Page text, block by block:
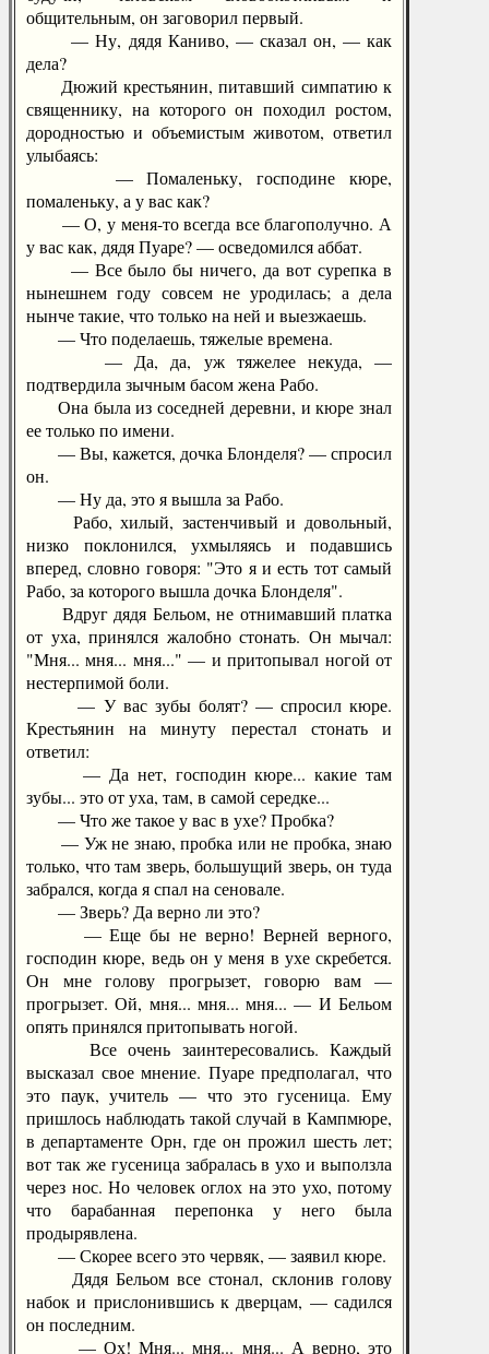
общительным, он заговорил первый.
— Ну, дядя Каниво, — сказал он, — как
дела?
Дюжий крестьянин, питавший симпатию к
священнику, на которого он походил ростом,
дородностью и объемистым животом, ответил
улыбаясь:
— Помаленьку, господине кюре,
помаленьку, а у вас как?
— О, у меня-то всегда все благополучно. А
у вас как, дядя Пуаре? — осведомился аббат.
— Все было бы ничего, да вот сурепка в
нынешнем году совсем не уродилась; а дела
нынче такие, что только на ней и выезжаешь.
— Что поделаешь, тяжелые времена.
— Да, да, уж тяжелее некуда, —
подтвердила зычным басом жена Рабо.
Она была из соседней деревни, и кюре знал
ее только по имени.
— Вы, кажется, дочка Блонделя? — спросил
он.
— Ну да, это я вышла за Рабо.
Рабо, хилый, застенчивый и довольный,
низко поклонился, ухмыляясь и подавшись
вперед, словно говоря: "Это я и есть тот самый
Рабо, за которого вышла дочка Блонделя".
Вдруг дядя Бельом, не отнимавший платка
от уха, принялся жалобно стонать. Он мычал:
"Мня... мня... мня..." — и притопывал ногой от
нестерпимой боли.
— У вас зубы болят? — спросил кюре.
Крестьянин на минуту перестал стонать и
ответил:
— Да нет, господин кюре... какие там
зубы... это от уха, там, в самой середке...
— Что же такое у вас в ухе? Пробка?
— Уж не знаю, пробка или не пробка, знаю
только, что там зверь, большущий зверь, он туда
забрался, когда я спал на сеновале.
— Зверь? Да верно ли это?
— Еще бы не верно! Верней верного,
господин кюре, ведь он у меня в ухе скребется.
Он мне голову прогрызет, говорю вам —
прогрызет. Ой, мня... мня... мня... — И Бельом
опять принялся притопывать ногой.
Все очень заинтересовались. Каждый
высказал свое мнение. Пуаре предполагал, что
это паук, учитель — что это гусеница. Ему
пришлось наблюдать такой случай в Кампмюре,
в департаменте Орн, где он прожил шесть лет;
вот так же гусеница забралась в ухо и выползла
через нос. Но человек оглох на это ухо, потому
что барабанная перепонка у него была
продырявлена.
— Скорее всего это червяк, — заявил кюре.
Дядя Бельом все стонал, склонив голову
набок и прислонившись к дверцам, — садился
он последним.
— Ох! Мня... мня... мня... А верно, это